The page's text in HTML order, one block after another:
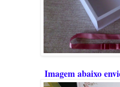
Imagem abaixo